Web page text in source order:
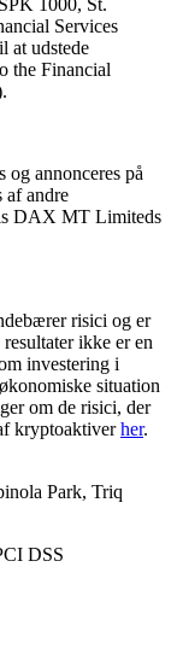
Services
at udstede
the Financial
og annonceres på
af andre
DAX MT Limiteds
risici og er
ikke er en
investering i
situation
om de risici, der
kryptoaktiverher.
Park, Triq